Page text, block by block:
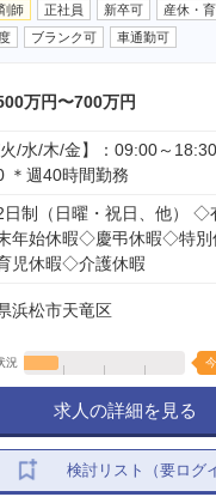
師 正社員 新卒可 産休・
ブランク可 車通勤可
万円〜700万円
/火/水/木/金】：09:00～
＊週40時間勤務
日制（日曜・祝日、他）
年始休暇◇慶弔休暇◇特別
児休暇◇介護休暇
浜松市天竜区
況
求人の詳細を見る
検討リスト（要ログ